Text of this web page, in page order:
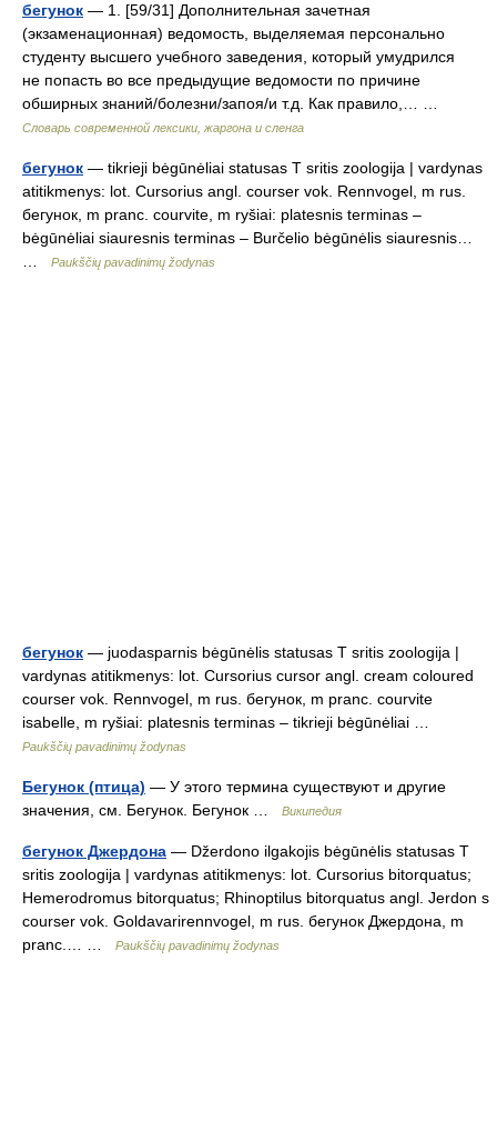
бегунок — 1. [59/31] Дополнительная зачетная
(экзаменационная) ведомость, выделяемая персонально
студенту высшего учебного заведения, который умудрился
не попасть во все предыдущие ведомости по причине
обширных знаний/болезни/запоя/и т.д. Как правило,… …
Cловарь современной лексики, жаргона и сленга
бегунок — tikrieji bėgūnėliai statusas T sritis zoologija | vardynas
atitikmenys: lot. Cursorius angl. courser vok. Rennvogel, m rus.
бегунок, m pranc. courvite, m ryšiai: platesnis terminas –
bėgūnėliai siauresnis terminas – Burčelio bėgūnėlis siauresnis…
Paukščių pavadinimų žodynas
бегунок — juodasparnis bėgūnėlis statusas T sritis zoologija |
vardynas atitikmenys: lot. Cursorius cursor angl. cream coloured
courser vok. Rennvogel, m rus. бегунок, m pranc. courvite
isabelle, m ryšiai: platesnis terminas – tikrieji bėgūnėliai …
Paukščių pavadinimų žodynas
Бегунок (птица) — У этого термина существуют и другие
значения, см. Бегунок. Бегунок …
Википедия
бегунок Джердона — Džerdono ilgakojis bėgūnėlis statusas T
sritis zoologija | vardynas atitikmenys: lot. Cursorius bitorquatus;
Hemerodromus bitorquatus; Rhinoptilus bitorquatus angl. Jerdon s
courser vok. Goldavarirennvogel, m rus. бегунок Джердона, m
pranc.… …
Paukščių pavadinimų žodynas